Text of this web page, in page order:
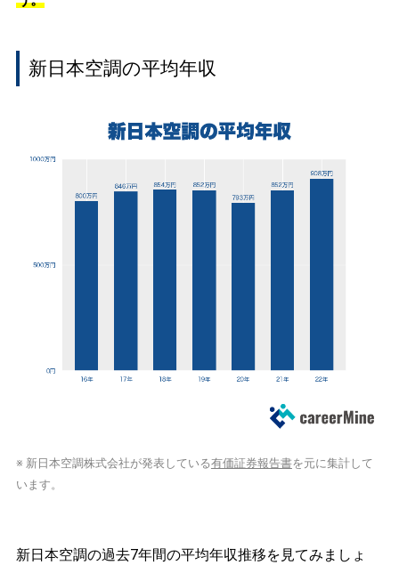
新日本空調の平均年収
※ 新日本空調株式会社が発表している有価証券報告書を元に集計して
います。
新日本空調の過去7年間の平均年収推移を見てみましょ